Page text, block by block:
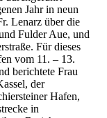
Jahr in neun
Lenarz über die
Fulder Aue, und
Für dieses
vom 11. – 13.
berichtete Frau
der
Hafen,
in